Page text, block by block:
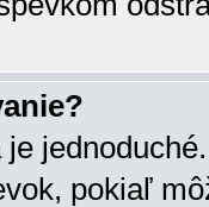
pokiaľ